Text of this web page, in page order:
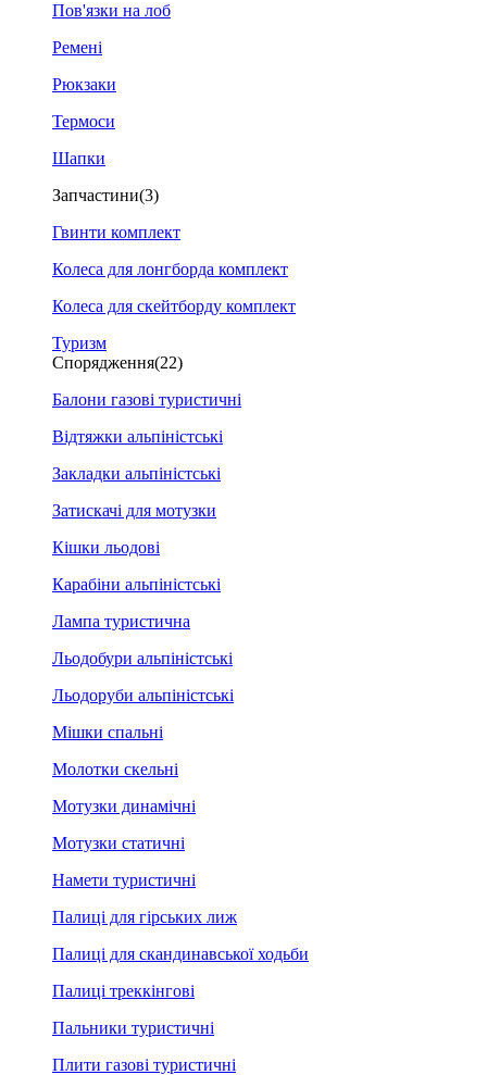
Пов'язки на лоб
Ремені
Рюкзаки
Термоси
Шапки
Запчастини(3)
Гвинти комплект
Колеса для лонгборда комплект
Колеса для скейтборду комплект
Туризм
Спорядження(22)
Балони газові туристичні
Відтяжки альпіністські
Закладки альпіністські
Затискачі для мотузки
Кішки льодові
Карабіни альпіністські
Лампа туристична
Льодобури альпіністські
Льодоруби альпіністські
Мішки спальні
Молотки скельні
Мотузки динамічні
Мотузки статичні
Намети туристичні
Палиці для гірських лиж
Палиці для скандинавської ходьби
Палиці треккінгові
Пальники туристичні
Плити газові туристичні